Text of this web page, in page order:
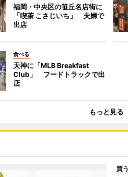
福岡・中央区の笹丘名店街に
「喫茶 こさじいち」 夫婦で
出店
食べる
天神に「MLB Breakfast
Club」 フードトラックで出
店
もっと見る
買う